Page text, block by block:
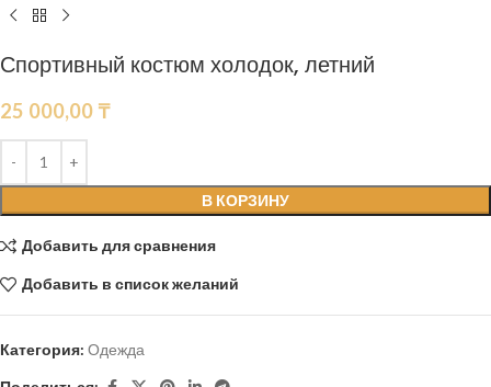
Спортивный костюм холодок, летний
25 000,00 ₸
В КОРЗИНУ
Добавить для сравнения
Добавить в список желаний
Категория: Одежда